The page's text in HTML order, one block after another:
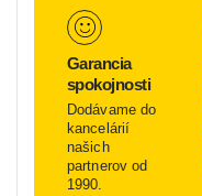
Garancia
spokojnosti
Dodávame do
kancelárií
našich
partnerov od
1990.